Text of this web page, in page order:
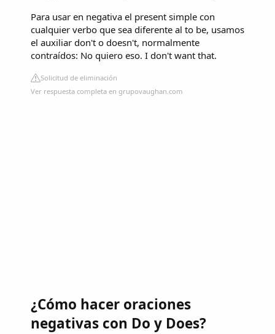
Para usar en negativa el present simple con
cualquier verbo que sea diferente al to be, usamos
el auxiliar don't o doesn't, normalmente
contraídos: No quiero eso. I don't want that.
Solicitud de eliminación
Ver respuesta completa en grupovaughan.com
¿Cómo hacer oraciones
negativas con Do y Does?